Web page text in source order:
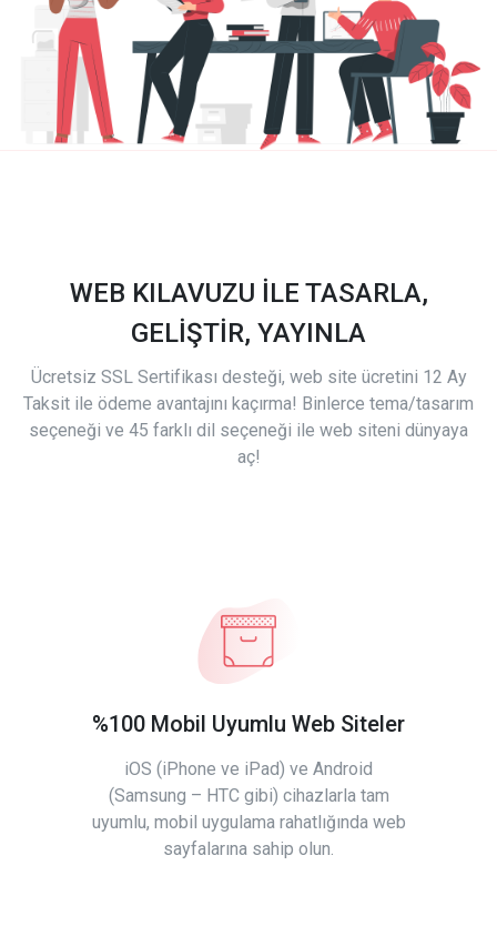
WEB KILAVUZU İLE TASARLA,
GELİŞTİR, YAYINLA
Ücretsiz SSL Sertifikası desteği, web site ücretini 12 Ay
Taksit ile ödeme avantajını kaçırma! Binlerce tema/tasarım
seçeneği ve 45 farklı dil seçeneği ile web siteni dünyaya
aç!
%100 Mobil Uyumlu Web Siteler
iOS (iPhone ve iPad) ve Android
(Samsung – HTC gibi) cihazlarla tam
uyumlu, mobil uygulama rahatlığında web
sayfalarına sahip olun.